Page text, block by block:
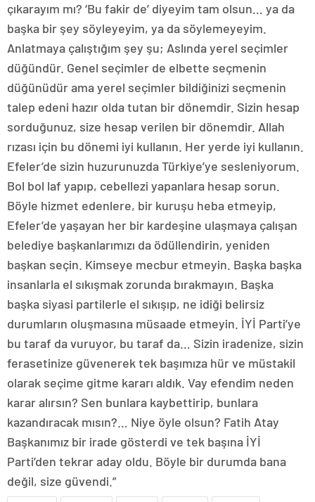
çıkarayım mı? ‘Bu fakir de’ diyeyim tam olsun… ya da
başka bir şey söyleyeyim, ya da söylemeyeyim.
Anlatmaya çalıştığım şey şu; Aslında yerel seçimler
düğündür. Genel seçimler de elbette seçmenin
düğünüdür ama yerel seçimler bildiğinizi seçmenin
talep edeni hazır olda tutan bir dönemdir. Sizin hesap
sorduğunuz, size hesap verilen bir dönemdir. Allah
rızası için bu dönemi iyi kullanın. Her yerde iyi kullanın.
Efeler’de sizin huzurunuzda Türkiye’ye sesleniyorum.
Bol bol laf yapıp, cebellezi yapanlara hesap sorun.
Böyle hizmet edenlere, bir kuruşu heba etmeyip,
Efeler’de yaşayan her bir kardeşine ulaşmaya çalışan
belediye başkanlarımızı da ödüllendirin, yeniden
başkan seçin. Kimseye mecbur etmeyin. Başka başka
insanlarla el sıkışmak zorunda bırakmayın. Başka
başka siyasi partilerle el sıkışıp, ne idiği belirsiz
durumların oluşmasına müsaade etmeyin. İYİ Parti’ye
bu taraf da vuruyor, bu taraf da… Sizin iradenize, sizin
ferasetinize güvenerek tek başımıza hür ve müstakil
olarak seçime gitme kararı aldık. Vay efendim neden
karar alırsın? Sen bunlara kaybettirip, bunlara
kazandıracak mısın?… Niye öyle olsun? Fatih Atay
Başkanımız bir irade gösterdi ve tek başına İYİ
Parti’den tekrar aday oldu. Böyle bir durumda bana
değil, size güvendi.”